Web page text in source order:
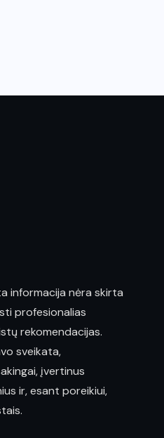
informacija nėra skirta
profesionalias
rekomendacijas.
sveikata,
įvertinus
ir, esant poreikiui,